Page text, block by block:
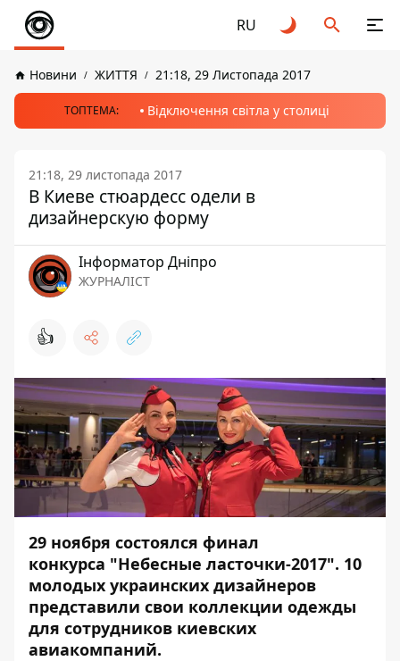
RU
Новини ЖИТТЯ 21:18, 29 Листопада 2017
ТОПТЕМА: Відключення світла у столиці
21:18, 29 листопада 2017
В Киеве стюардесс одели в
дизайнерскую форму
Інформатор Дніпро
ЖУРНАЛІСТ
👍
29 ноября состоялся финал
конкурса "Небесные ласточки-2017". 10
молодых украинских дизайнеров
представили свои коллекции одежды
для сотрудников киевских
авиакомпаний.